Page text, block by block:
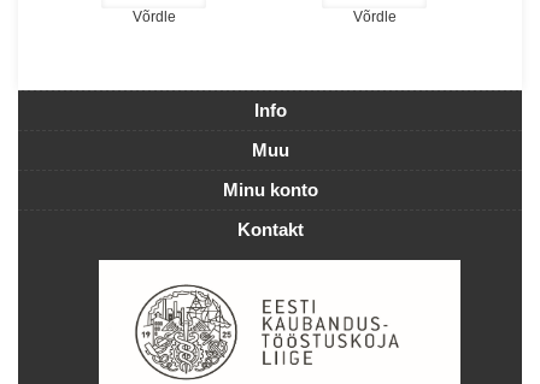
Võrdle Võrdle
Info
Muu
Minu konto
Kontakt